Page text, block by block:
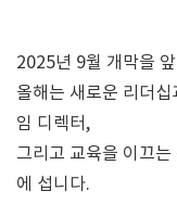
2025년 9월 개막을
올해는 새로운 리더
임 디렉터,
그리고 교육을 이끄
에 섭니다.